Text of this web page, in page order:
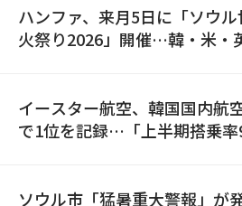
ハンファ、来月5日に「ソウ
火祭り2026」開催…韓・米・
イースター航空、韓国国内航
で1位を記録…「上半期搭乗率
ソウル市「猛暑重大警報」が